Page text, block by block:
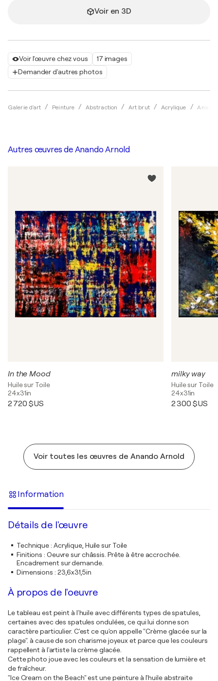
Voir l'œuvre chez vous
17 images
Demander d'autres photos
Galerie d'art Peinture Abstraction Art brut Acrylique
Voir en 3D
Autres œuvres de Anando Arnold
In the Mood
Huile sur Toile
24x31in
2 720 $US
milky way
Huile sur Toile
24x31in
2 300 $US
Voir toutes les œuvres de Anando Arnold
Information
Détails de l'œuvre
Technique: Acrylique, Huile sur Toile
Finitions : Oeuvre sur châssis. Prête à être accrochée.
Encadrement sur demande.
Dimensions : 23,6x31,5in
À propos de l'oeuvre
Le tableau est peint à l'huile avec différents types de spatules,
certaines avec des spatules ondulées, ce qui lui donne son
caractère particulier. C'est ce qu'on appelle "Crème glacée sur la
plage". à cause de son charisme joyeux et parce que les couleurs
rappellent à l'artiste la crème glacée.
Cette photo joue avec les couleurs et la sensation de lumière et
de fraîcheur.
"Ice Cream on the Beach" est une peinture à l'huile abstraite